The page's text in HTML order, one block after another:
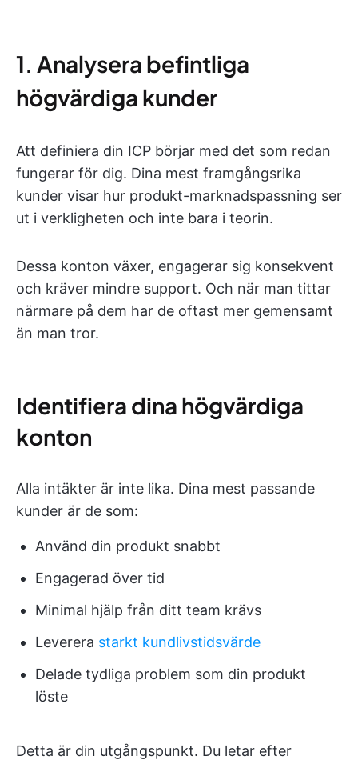
1. Analysera befintliga
högvärdiga kunder
Att definiera din ICP börjar med det som redan
fungerar för dig. Dina mest framgångsrika
kunder visar hur produkt-marknadspassning ser
ut i verkligheten och inte bara i teorin.
Dessa konton växer, engagerar sig konsekvent
och kräver mindre support. Och när man tittar
närmare på dem har de oftast mer gemensamt
än man tror.
Identifiera dina högvärdiga
konton
Alla intäkter är inte lika. Dina mest passande
kunder är de som:
Använd din produkt snabbt
Engagerad över tid
Minimal hjälp från ditt team krävs
Leverera starkt kundlivstidsvärde
Delade tydliga problem som din produkt
löste
Detta är din utgångspunkt. Du letar efter